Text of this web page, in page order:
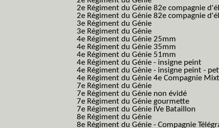
2e Régiment du Génie 82e compagnie
2e Régiment du Génie 82e compagnie
3e Régiment du Génie
3e Régiment du Génie
4e Régiment du Génie 25mm
4e Régiment du Génie 35mm
4e Régiment du Génie 51mm
4e Régiment du Génie - insigne peint
4e Régiment du Génie - insigne peint -
4e Régiment du Génie 4e Compagnie
7e Régiment du Génie
7e Régiment du Génie non évidé
7e Régiment du Génie gourmette
7e Régiment du Génie IVe Bataillon
8e Régiment du Génie
8e Régiment du Génie - Compagnie